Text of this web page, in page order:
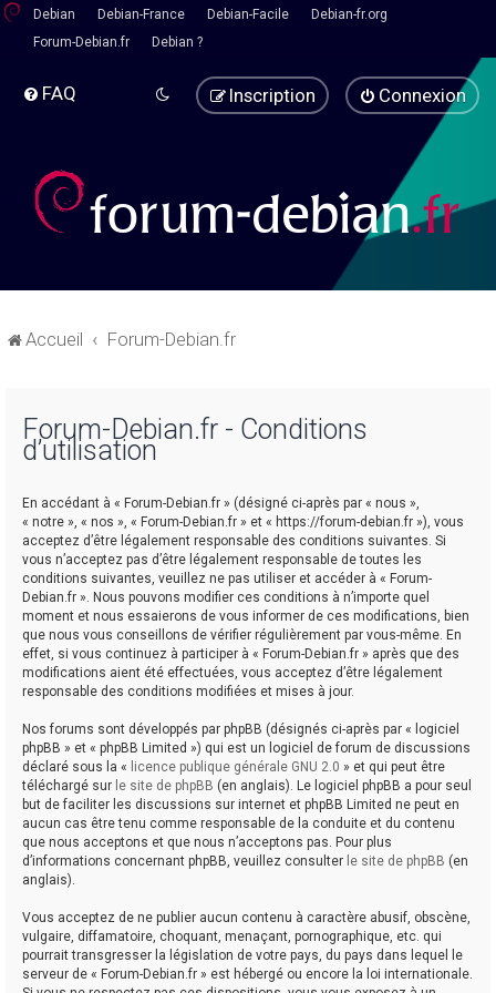
Debian Debian-France Debian-Facile
Debian-fr.org
Forum-Debian.fr
Debian ?
FAQ Connexion
Inscription
Accueil Forum-Debian.fr
Forum-Debian.fr - Conditions
d’utilisation
En accédant à « Forum-Debian.fr » (désigné ci-après par « nous »,
« notre », « nos », « Forum-Debian.fr » et « https://forum-debian.fr »), vous
acceptez d’être légalement responsable des conditions suivantes. Si
vous n’acceptez pas d’être légalement responsable de toutes les
conditions suivantes, veuillez ne pas utiliser et accéder à « Forum-
Debian.fr ». Nous pouvons modifier ces conditions à n’importe quel
moment et nous essaierons de vous informer de ces modifications, bien
que nous vous conseillons de vérifier régulièrement par vous-même. En
effet, si vous continuez à participer à « Forum-Debian.fr » après que des
modifications aient été effectuées, vous acceptez d’être légalement
responsable des conditions modifiées et mises à jour.
Nos forums sont développés par phpBB (désignés ci-après par « logiciel
phpBB » et « phpBB Limited ») qui est un logiciel de forum de discussions
déclaré sous la « licence publique générale GNU 2.0 » et qui peut être
téléchargé sur le site de phpBB (en anglais). Le logiciel phpBB a pour seul
but de faciliter les discussions sur internet et phpBB Limited ne peut en
aucun cas être tenu comme responsable de la conduite et du contenu
que nous acceptons et que nous n’acceptons pas. Pour plus
d’informations concernant phpBB, veuillez consulter le site de phpBB (en
anglais).
Vous acceptez de ne publier aucun contenu à caractère abusif, obscène,
vulgaire, diffamatoire, choquant, menaçant, pornographique, etc. qui
pourrait transgresser la législation de votre pays, du pays dans lequel le
serveur de « Forum-Debian.fr » est hébergé ou encore la loi internationale.